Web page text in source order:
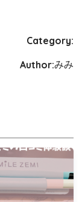
Category:
Author:みみ